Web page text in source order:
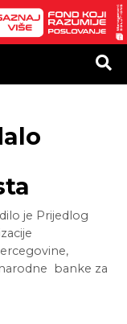
je Prijedlog
banke za